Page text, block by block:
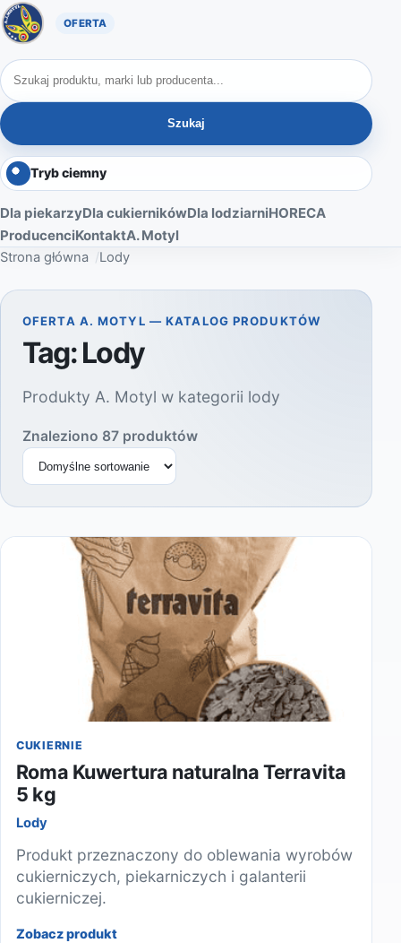
Oferta A. Motyl
Szukaj produktów
Szukaj
Tryb ciemny
Dla piekarzyDla cukiernikówDla lodziarniHORECA
ProducenciKontaktA. Motyl
Strona główna Lody
OFERTA A. MOTYL — KATALOG PRODUKTÓW
Tag:Lody
Produkty A. Motyl w kategorii lody
Znaleziono 87 produktów
Sortuj produkty
CUKIERNIE
Roma Kuwertura naturalna Terravita
5 kg
Lody
Produkt przeznaczony do oblewania wyrobów
cukierniczych, piekarniczych i galanterii
cukierniczej.
Zobacz produkt